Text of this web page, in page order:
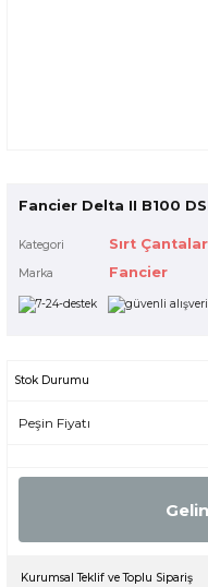
Fancier Delta II B100
Kategori Sırt
Marka Fancier
Stok Durumu
Peşin Fiyatı
Kurumsal Teklif ve Toplu Sipariş